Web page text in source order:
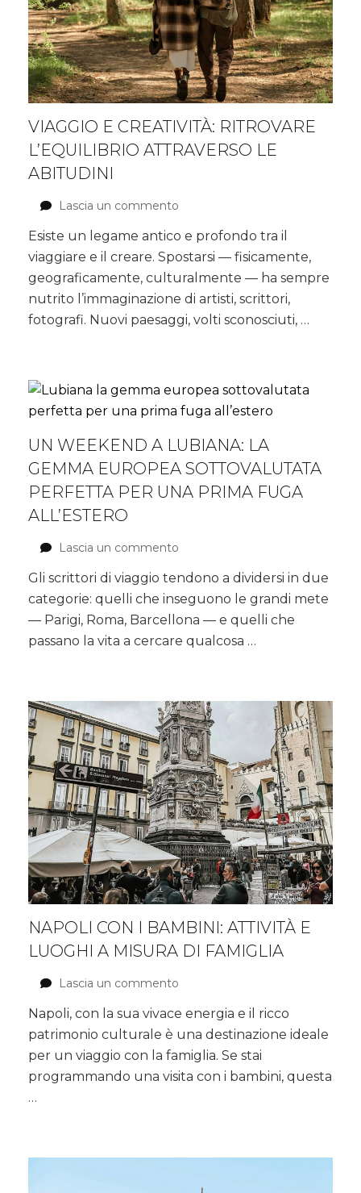
VIAGGIO E CREATIVITÀ: RITROVARE
L’EQUILIBRIO ATTRAVERSO LE
ABITUDINI
Lascia un commento
e
creatività:
ritrovare
l’equilibrio
attraverso
le
Esiste un legame antico e profondo tra il
viaggiare e il creare. Spostarsi — fisicamente,
geograficamente, culturalmente — ha sempre
nutrito l’immaginazione di artisti, scrittori,
fotografi. Nuovi paesaggi, volti sconosciuti, …
UN WEEKEND A LUBIANA: LA
GEMMA EUROPEA SOTTOVALUTATA
PERFETTA PER UNA PRIMA FUGA
ALL’ESTERO
Lascia un commento
weekend
a
Lubiana:
gemma
perfetta
per
una
prima
fuga
all’estero
Gli scrittori di viaggio tendono a dividersi in due
categorie: quelli che inseguono le grandi mete
— Parigi, Roma, Barcellona — e quelli che
passano la vita a cercare qualcosa …
NAPOLI CON I BAMBINI: ATTIVITÀ E
LUOGHI A MISURA DI FAMIGLIA
Lascia un commento
con
i
bambini:
Attività
e
Napoli, con la sua vivace energia e il ricco
patrimonio culturale è una destinazione ideale
per un viaggio con la famiglia. Se stai
programmando una visita con i bambini, questa
…